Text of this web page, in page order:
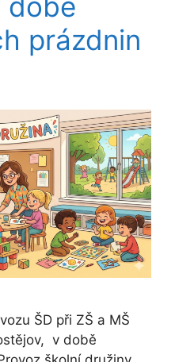
prázdnin
ŠD při ZŠ a MŠ
v době